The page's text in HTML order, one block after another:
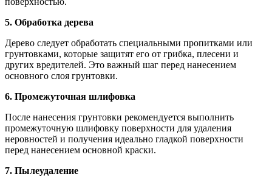
5. Обработка дерева
Дерево следует обработать специальными пропитками или
грунтовками, которые защитят его от грибка, плесени и
других вредителей. Это важный шаг перед нанесением
основного слоя грунтовки.
6. Промежуточная шлифовка
После нанесения грунтовки рекомендуется выполнить
промежуточную шлифовку поверхности для удаления
неровностей и получения идеально гладкой поверхности
перед нанесением основной краски.
7. Пылеудаление